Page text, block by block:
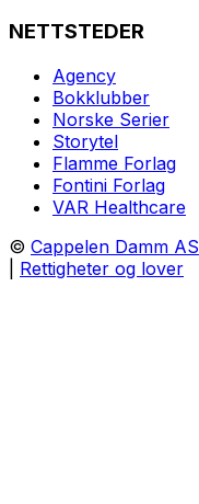
NETTSTEDER
Agency
Bokklubber
Norske Serier
Storytel
Flamme Forlag
Fontini Forlag
VAR Healthcare
© Cappelen Damm AS
Rettigheter og lover